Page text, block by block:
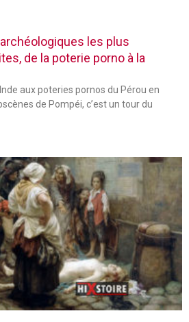
les plus
de la poterie porno à la
aux poteries pornos du Pérou en
de Pompéi, c’est un tour du